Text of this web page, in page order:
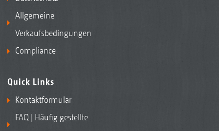
Allgemeine
Verkaufsbedingungen
Compliance
Quick Links
Kontaktformular
FAQ | Häufig gestellte